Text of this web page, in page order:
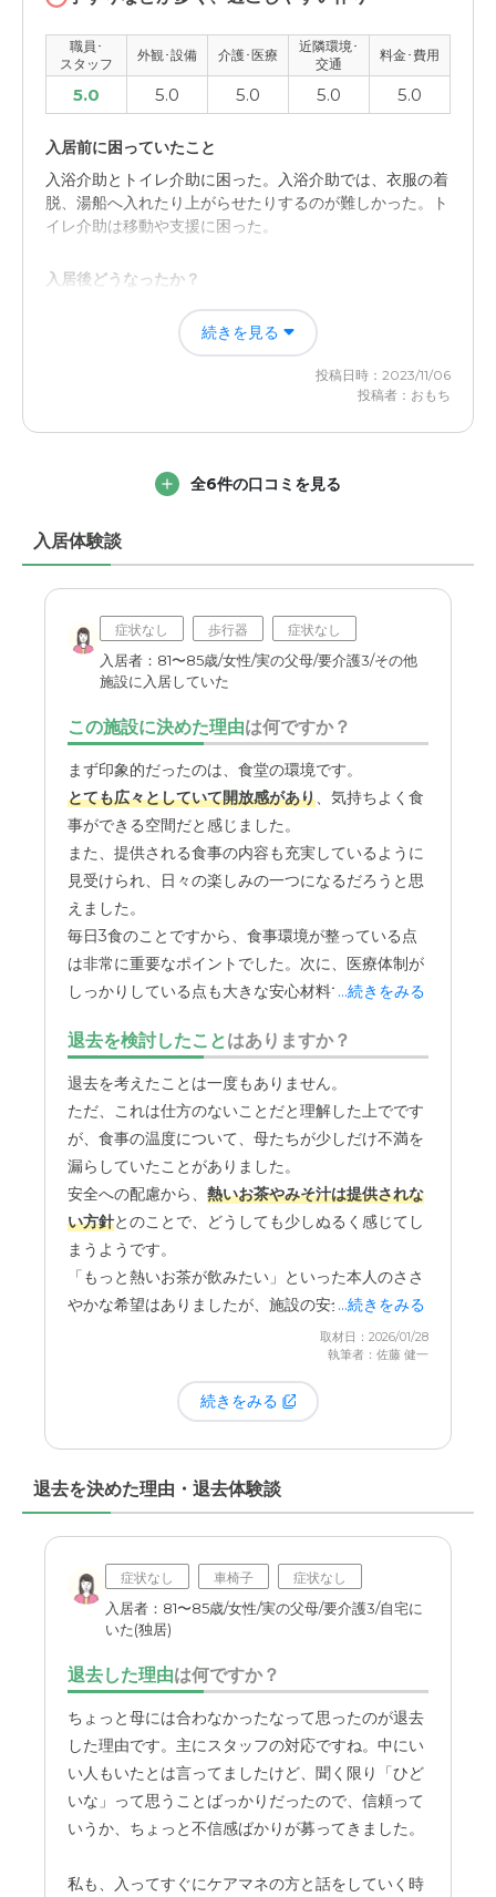
であるために満足ができる水準であると、総合的、俯瞰的
に判断ができるのに十分であるからであります
常に良いと思います。みなさんの仲もとても良さそうでチ
ームワーク抜群です。
外観・内装・居室・設備について
外装や内装は特に気になるところはありません。細かいと
ころにも目を配り職員さん達が色々と補修などをやってい
介護医療サービスについて
が細かいところにも目を配り対応してました。わたしから
近隣環境や交通アクセスについて
交通のアクセスについてですが、特に不便と感じた事はあ
料金についてですが、安ければ良いという訳でもないの
職員･
スタッフ
外観･設備 介護･医療
近隣環境･
交通
料金･費用
5.0 5.0 5.0 5.0 5.0
入居前に困っていたこと
入浴介助とトイレ介助に困った。入浴介助では、衣服の着
脱、湯船へ入れたり上がらせたりするのが難しかった。ト
イレ介助は移動や支援に困った。
入居後どうなったか？
入浴は施設でやっていただけるので助かる。トイレ介助に
ついては、方法を教えていただけた。自宅で過ごす日も、
教えていただいた方法をとることで、以前よりも楽になっ
ベストライフ成田の評価
表情が良くなった。食欲も増している。
職員・スタッフ・他入居者の雰囲気について
しそうに活動している。楽しく過ごせている。
外観・内装・居室・設備について
室内の色味と家具のデザインに温かみがある。手すりなど
介護医療サービスについて
薬の処方や、体調不良時の対応が迅速なので、安心して過
ごせている。介護支援も丁寧にしていただいている。
近隣環境や交通アクセスについて
わかりやすい道のりなので、初めての時でも迷わず到着し
た。表示などもあり、すぐに到着できた。
料金費用について
ないでもらえるとありがたい。
続きを見る
投稿日時：2023/11/06
投稿者：おもち
全6件の口コミを見る
入居体験談
症状なし 歩行器 症状なし
入居者：81〜85歳/女性/実の父母/要介護3/その他
施設に入居していた
この施設に決めた理由は何ですか？
とても広々としていて開放感があり、気持ちよく食
事ができる空間だと感じました。
また、提供される食事の内容も充実しているように
見受けられ、日々の楽しみの一つになるだろうと思
えました。
毎日3食のことですから、食事環境が整っている点
は非常に重要なポイントでした。次に、医療体制が
しっかりしている点も大きな安心材料でした。
際にも迅速に対応していただける体制が整っている
と伺いました。
高齢になると、いつ何が起こるか分かりません。
すぐ近くに医療のサポートがあるという事実は、本
人にとっても、私たち家族にとっても、何よりの心
の支えになっています。家族で面会に行く際に、フ
ァミリールームという個室を借りられる点も、この
施設ならではの魅力だと感じています。
私たちの場合、時には5〜6人の大人数で訪れること
もあるのですが、そんな時でも周りの入居者さんに
会議室のような広さがあり、食事の持ち込みも許可
この部屋があるおかげで、面会の質がぐっと上がっ
たように感じます。
...続きをみる
退去を検討したことはありますか？
退去を考えたことは一度もありません。
ただ、これは仕方のないことだと理解した上でです
が、食事の温度について、母たちが少しだけ不満を
漏らしていたことがありました。
安全への配慮から、 熱いお茶やみそ汁は提供されな
い方針とのことで、どうしても少しぬるく感じてし
まうようです。
「もっと熱いお茶が飲みたい」といった本人のささ
やかな希望はありましたが、施設の安全管理の方針
を考えれば納得できることであり、大きな問題だと
...続きをみる
取材日：2026/01/28
執筆者：佐藤 健一
続きをみる
退去を決めた理由・退去体験談
症状なし 車椅子 症状なし
入居者：81〜85歳/女性/実の父母/要介護3/自宅に
いた(独居)
退去した理由は何ですか？
ちょっと母には合わなかったなって思ったのが退去
した理由です。主にスタッフの対応ですね。中にい
い人もいたとは言ってましたけど、聞く限り「ひど
いな」って思うことばっかりだったので、信頼って
いうか、ちょっと不信感ばかりが募ってきました。
私も、入ってすぐにケアマネの方と話をしていく時